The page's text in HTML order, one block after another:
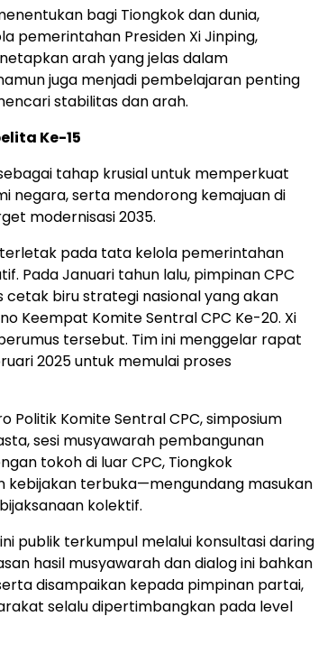
bagi Tiongkok dan dunia,
pemerintahan Presiden Xi Jinping,
arah yang jelas dalam
juga menjadi pembelajaran penting
stabilitas dan arah.
Ke-15
tahap krusial untuk memperkuat
negara, serta mendorong kemajuan di
modernisasi 2035.
pada tata kelola pemerintahan
Pada Januari tahun lalu, pimpinan CPC
biru strategi nasional yang akan
Keempat Komite Sentral CPC Ke-20. Xi
tersebut. Tim ini menggelar rapat
2025 untuk memulai proses
Politik Komite Sentral CPC, simposium
sesi musyawarah pembangunan
tokoh di luar CPC, Tiongkok
kebijakan terbuka—mengundang masukan
kolektif.
publik terkumpul melalui konsultasi daring
hasil musyawarah dan dialog ini bahkan
disampaikan kepada pimpinan partai,
selalu dipertimbangkan pada level